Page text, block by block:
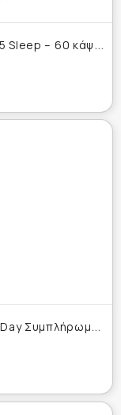
P
ower of Nature Magnesium Premium 5 Sleep – 60 κάψουλες
P
ower Of Nature Platinum Range Cool Day Συμπλήρωμα κατά του Άγχους & της Κούρασης 30 ταμπλέτες